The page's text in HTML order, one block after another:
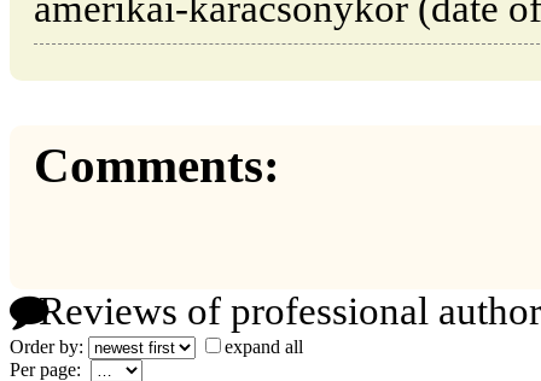
amerikai-karácsonykor (date
Comments:
Reviews of professional
Order by:
expand all
Per page: